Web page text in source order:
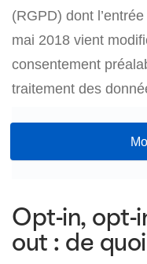
(RGPD) dont
mai 2018 vient
consentement
traitement des
Opt-in, opt-
out : de quoi